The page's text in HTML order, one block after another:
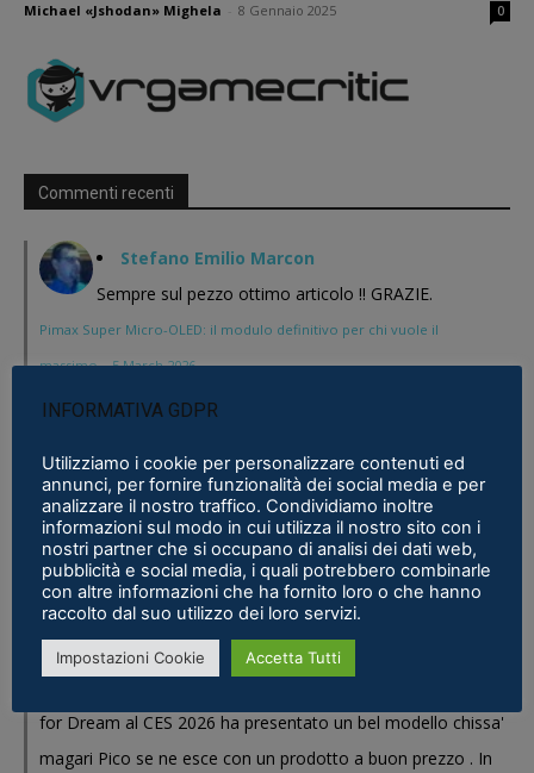
Michael «Jshodan» Mighela 8 Gennaio 2025 0
Commenti recenti
Stefano Emilio Marcon
Sempre sul pezzo ottimo articolo !! GRAZIE.
Pimax Super Micro-OLED: il modulo definitivo per chi vuole il
massimo·5 March 2026
Stefano Emilio Marcon
Visto cosa sta' preparando Pico sia lato hardware
che lato software dico chip dedicati. Aspetto di vedere
ulteriori notizie =) !!
Pimax Super Micro-OLED: il modulo definitivo per chi vuole il
massimo· 5 March 2026
Stefano Emilio Marcon
for Dream al CES 2026 ha presentato un bel modello chissa'
magari Pico se ne esce con un prodotto a buon prezzo . In
INFORMATIVA GDPR
Utilizziamo i cookie per personalizzare contenuti ed
annunci, per fornire funzionalità dei social media e per
analizzare il nostro traffico. Condividiamo inoltre
informazioni sul modo in cui utilizza il nostro sito con i
nostri partner che si occupano di analisi dei dati web,
pubblicità e social media, i quali potrebbero combinarle
con altre informazioni che ha fornito loro o che hanno
raccolto dal suo utilizzo dei loro servizi.
Impostazioni Cookie Accetta Tutti